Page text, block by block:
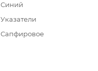
Синий
Указатели
Сапфировое